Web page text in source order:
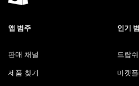
앱 범주
판매 채널
제품 찾기
인기
드랍
마켓